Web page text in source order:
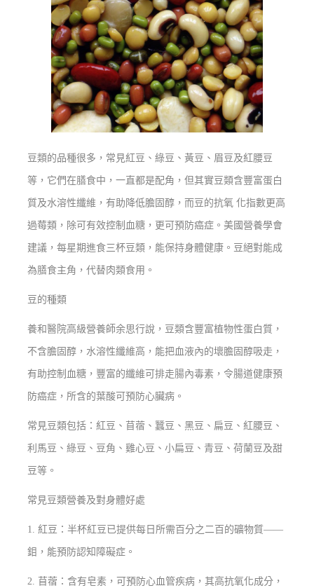
豆類的品種很多，常見紅豆、綠豆、黃豆、眉豆及紅腰豆
等，它們在膳食中，一直都是配角，但其實豆類含豐富蛋白
質及水溶性纖維，有助降低膽固醇，而豆的抗氧 化指數更高
過莓類，除可有效控制血糖，更可預防癌症。美國營養學會
建議，每星期進食三杯豆類，能保持身體健康。豆絕對能成
為膳食主角，代替肉類食用。
豆的種類
養和醫院高級營養師余思行說，豆類含豐富植物性蛋白質，
不含膽固醇，水溶性纖維高，能把血液內的壞膽固醇吸走，
有助控制血糖，豐富的纖維可排走腸內毒素，令腸道健康預
防癌症，所含的葉酸可預防心臟病。
常見豆類包括：紅豆、苜蓿、蠶豆、黑豆、扁豆、紅腰豆、
利馬豆、綠豆、豆角、雞心豆、小扁豆、青豆、荷蘭豆及甜
豆等。
常見豆類營養及對身體好處
1. 紅豆：半杯紅豆已提供每日所需百分之二百的礦物質——
鉬，能預防認知障礙症。
2. 苜蓿：含有皂素，可預防心血管疾病，其高抗氧化成分，